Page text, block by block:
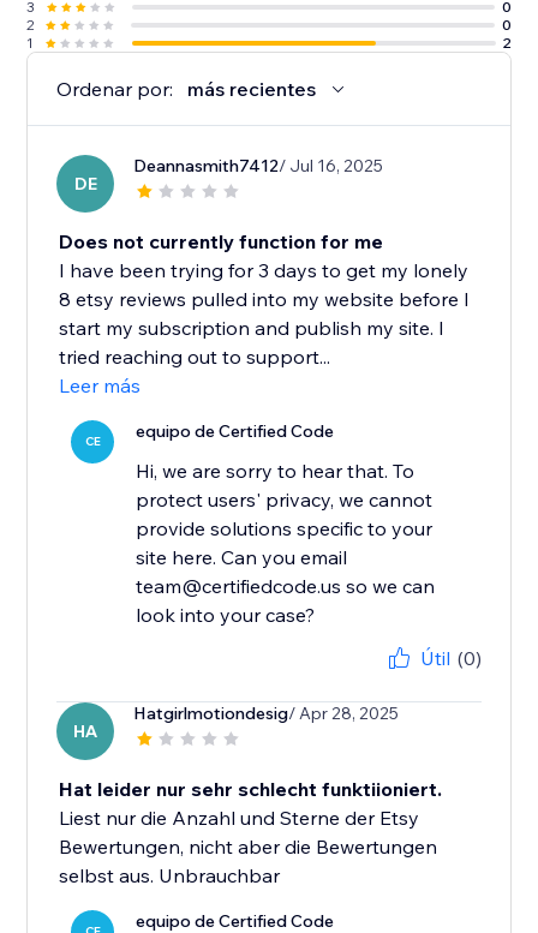
3
0
2
0
1
2
Ordenar por: más recientes
DE
Deannasmith7412/ Jul 16, 2025
Does not currently function for me
I have been trying for 3 days to get my lonely
8 etsy reviews pulled into my website before I
start my subscription and publish my site. I
tried reaching out to support...
Leer más
CE equipo de Certified Code
Hi, we are sorry to hear that. To
protect users' privacy, we cannot
provide solutions specific to your
site here. Can you email
team@certifiedcode.us so we can
look into your case?
Útil (0)
HA
Hatgirlmotiondesig/ Apr 28, 2025
Hat leider nur sehr schlecht funktiioniert.
Liest nur die Anzahl und Sterne der Etsy
Bewertungen, nicht aber die Bewertungen
selbst aus. Unbrauchbar
equipo de Certified Code